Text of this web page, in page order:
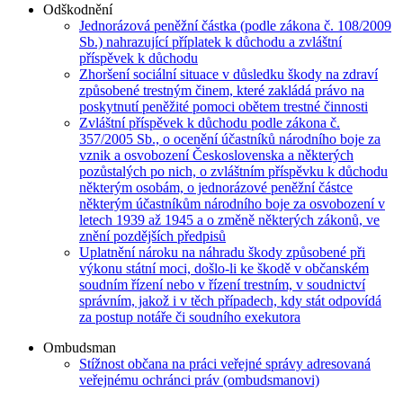
Odškodnění
Jednorázová peněžní částka (podle zákona č. 108/2009
Sb.) nahrazující příplatek k důchodu a zvláštní
příspěvek k důchodu
Zhoršení sociální situace v důsledku škody na zdraví
způsobené trestným činem, které zakládá právo na
poskytnutí peněžité pomoci obětem trestné činnosti
Zvláštní příspěvek k důchodu podle zákona č.
357/2005 Sb., o ocenění účastníků národního boje za
vznik a osvobození Československa a některých
pozůstalých po nich, o zvláštním příspěvku k důchodu
některým osobám, o jednorázové peněžní částce
některým účastníkům národního boje za osvobození v
letech 1939 až 1945 a o změně některých zákonů, ve
znění pozdějších předpisů
Uplatnění nároku na náhradu škody způsobené při
výkonu státní moci, došlo-li ke škodě v občanském
soudním řízení nebo v řízení trestním, v soudnictví
správním, jakož i v těch případech, kdy stát odpovídá
za postup notáře či soudního exekutora
Ombudsman
Stížnost občana na práci veřejné správy adresovaná
veřejnému ochránci práv (ombudsmanovi)